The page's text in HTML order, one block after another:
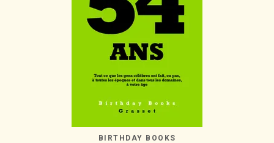
BIRTHDAY BOOKS